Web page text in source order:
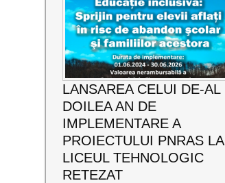
LANSAREA CELUI DE-AL
DOILEA AN DE
IMPLEMENTARE A
PROIECTULUI PNRAS LA
LICEUL TEHNOLOGIC
RETEZAT